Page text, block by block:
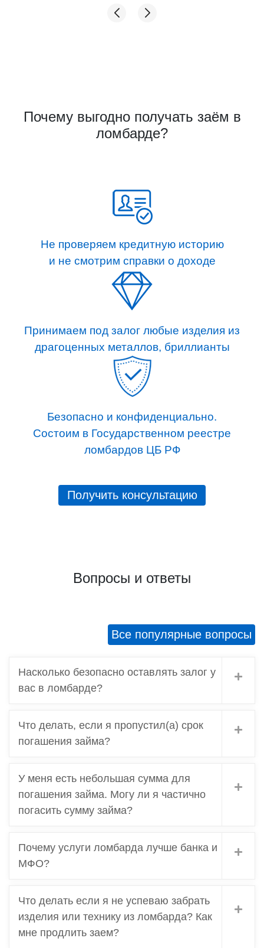
Почему выгодно получать заём в
ломбарде?
Не проверяем кредитную историю
и не смотрим справки о доходе
Принимаем под залог любые изделия из
драгоценных металлов, бриллианты
Безопасно и конфиденциально.
Состоим в Государственном реестре
ломбардов ЦБ РФ
Получить консультацию
Вопросы и ответы
Все популярные вопросы
Насколько безопасно оставлять залог у
вас в ломбарде?
Что делать, если я пропустил(а) срок
погашения займа?
У меня есть небольшая сумма для
погашения займа. Могу ли я частично
погасить сумму займа?
Почему услуги ломбарда лучше банка и
МФО?
Что делать если я не успеваю забрать
изделия или технику из ломбарда? Как
мне продлить заем?